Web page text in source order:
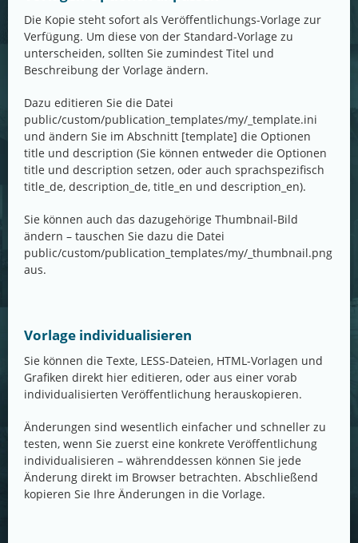
Die Kopie steht sofort als Veröffentlichungs-Vorlage zur
Verfügung. Um diese von der Standard-Vorlage zu
unterscheiden, sollten Sie zumindest Titel und
Beschreibung der Vorlage ändern.
Dazu editieren Sie die Datei
public/custom/publication_templates/my/_template.ini
und ändern Sie im Abschnitt [template] die Optionen
title und description (Sie können entweder die Optionen
title und description setzen, oder auch sprachspezifisch
title_de, description_de, title_en und description_en).
Sie können auch das dazugehörige Thumbnail-Bild
ändern – tauschen Sie dazu die Datei
public/custom/publication_templates/my/_thumbnail.png
aus.
Vorlage individualisieren
Sie können die Texte, LESS-Dateien, HTML-Vorlagen und
Grafiken direkt hier editieren, oder aus einer vorab
individualisierten Veröffentlichung herauskopieren.
Änderungen sind wesentlich einfacher und schneller zu
testen, wenn Sie zuerst eine konkrete Veröffentlichung
individualisieren – währenddessen können Sie jede
Änderung direkt im Browser betrachten. Abschließend
kopieren Sie Ihre Änderungen in die Vorlage.